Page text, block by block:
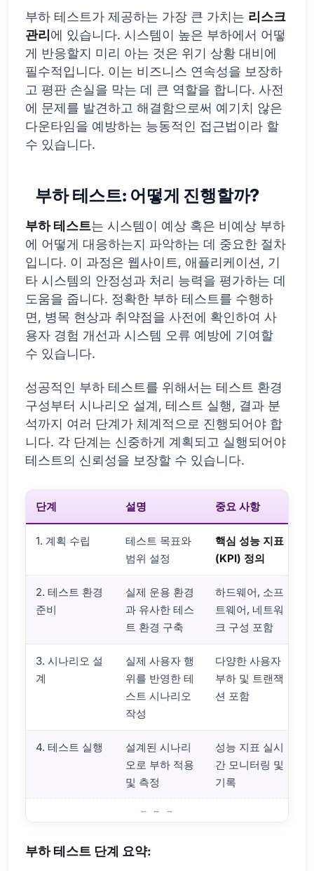
부하 테스트가 제공하는 가장 큰 가치는 리스크
관리 에 있습니다. 시스템이 높은 부하에서 어떻
게 반응할지 미리 아는 것은 위기 상황 대비에
필수적입니다. 이는 비즈니스 연속성을 보장하
고 평판 손실을 막는 데 큰 역할을 합니다. 사전
에 문제를 발견하고 해결함으로써 예기치 않은
다운타임을 예방하는 능동적인 접근법이라 할
수 있습니다.
부하 테스트: 어떻게 진행할까?
부하 테스트는 시스템이 예상 혹은 비예상 부하
에 어떻게 대응하는지 파악하는 데 중요한 절차
입니다. 이 과정은 웹사이트, 애플리케이션, 기
타 시스템의 안정성과 처리 능력을 평가하는 데
도움을 줍니다. 정확한 부하 테스트를 수행하
면, 병목 현상과 취약점을 사전에 확인하여 사
용자 경험 개선과 시스템 오류 예방에 기여할
수 있습니다.
성공적인 부하 테스트를 위해서는 테스트 환경
구성부터 시나리오 설계, 테스트 실행, 결과 분
석까지 여러 단계가 체계적으로 진행되어야 합
니다. 각 단계는 신중하게 계획되고 실행되어야
테스트의 신뢰성을 보장할 수 있습니다.
단계 설명 중요 사항
1. 계획 수립
테스트 목표와
범위 설정
핵심 성능 지표
(KPI) 정의
2. 테스트 환경
준비
실제 운용 환경
과 유사한 테스
트 환경 구축
하드웨어, 소프
트웨어, 네트워
크 구성 포함
3. 시나리오 설
계
실제 사용자 행
위를 반영한 테
스트 시나리오
작성
다양한 사용자
부하 및 트랜잭
션 포함
4. 테스트 실행
설계된 시나리
오로 부하 적용
및 측정
성능 지표 실시
간 모니터링 및
기록
부하 테스트 단계 요약: